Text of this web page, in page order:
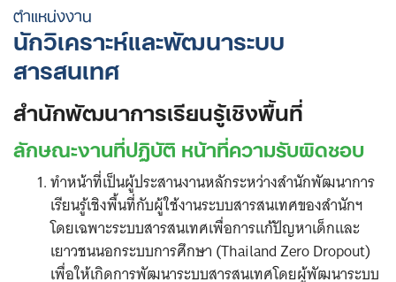
นักวิเคราะห์และพัฒนาระบบ
สารสนเทศ
สำนักพัฒนาการเรียนรู้เชิงพื้นที่
ลักษณะงานที่ปฏิบัติ หน้าที่ความรับผิดชอบ
ทำหน้าที่เป็นผู้ประสานงานหลักระหว่างสำนักพัฒนาการ
เรียนรู้เชิงพื้นที่กับผู้ใช้งานระบบสารสนเทศของสำนักฯ
โดยเฉพาะระบบสารสนเทศเพื่อการแก้ปัญหาเด็กและ
เยาวชนนอกระบบการศึกษา (Thailand Zero Dropout)
เพื่อให้เกิดการพัฒนาระบบสารสนเทศโดยผู้พัฒนาระบบ